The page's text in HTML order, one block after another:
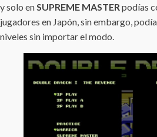
y solo enSUPREME MASTER podías
jugadores en Japón, sin embargo,
niveles sin importar el modo.